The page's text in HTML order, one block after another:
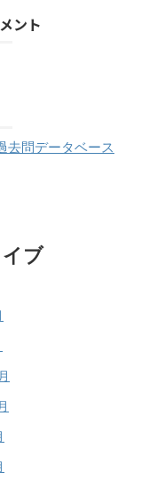
ント
去問データベース
ブ